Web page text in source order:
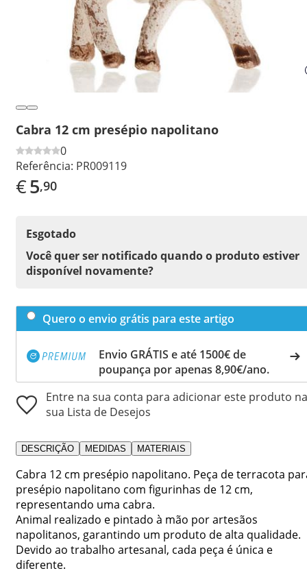
Cabra 12 cm presépio napolitano
0
Referência: PR009119
€5,90
Esgotado
Você quer ser notificado quando o produto estiver
disponível novamente?
Quero o envio grátis para este artigo
Envio GRÁTIS e até 1500€ de
poupança por apenas 8,90€/ano.
Entre na sua conta para adicionar este produto na
sua Lista de Desejos
DESCRIÇÃO MEDIDAS MATERIAIS
Cabra 12 cm presépio napolitano. Peça de terracota
presépio napolitano com figurinhas de 12 cm,
representando uma cabra.
Animal realizado e pintado à mão por artesãos
napolitanos, garantindo um produto de alta qualidade.
Devido ao trabalho artesanal, cada peça é única e
diferente.